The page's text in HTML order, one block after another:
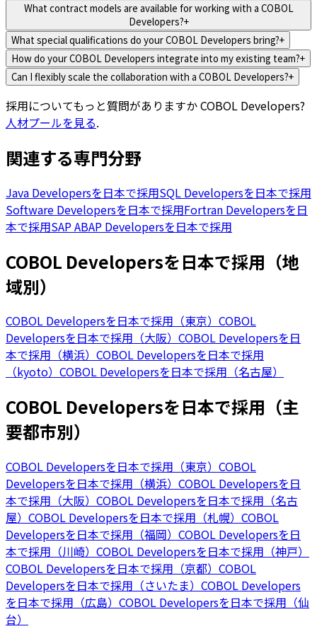
What contract models are available for working with a COBOL
Developers?+
What special qualifications do your COBOL Developers bring?+
How do your COBOL Developers integrate into my existing team?+
Can I flexibly scale the collaboration with a COBOL Developers?+
採用についてもっと質問がありますかCOBOL Developers?
人材プールを見る.
関連する専門分野
Java Developersを日本で採用SQL Developersを日本で採用
Software Developersを日本で採用Fortran Developersを日
本で採用SAP ABAP Developersを日本で採用
COBOL Developersを日本で採用（地
域別）
COBOL Developersを日本で採用（東京） COBOL
Developersを日本で採用（大阪） COBOL Developersを日
本で採用（横浜） COBOL Developersを日本で採用
（kyoto） COBOL Developersを日本で採用（名古屋）
COBOL Developersを日本で採用（主
要都市別）
COBOL Developersを日本で採用（東京） COBOL
Developersを日本で採用（横浜） COBOL Developersを日
本で採用（大阪） COBOL Developersを日本で採用（名古
屋） COBOL Developersを日本で採用（札幌） COBOL
Developersを日本で採用（福岡） COBOL Developersを日
本で採用（川崎） COBOL Developersを日本で採用（神戸）
COBOL Developersを日本で採用（京都） COBOL
Developersを日本で採用（さいたま） COBOL Developers
を日本で採用（広島） COBOL Developersを日本で採用（仙
台）